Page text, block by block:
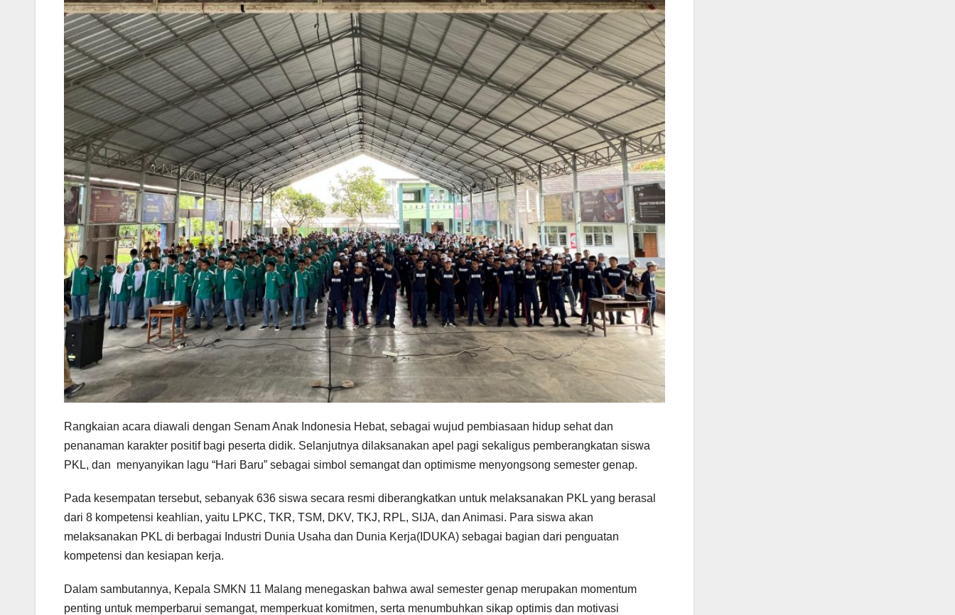
Rangkaian acara diawali dengan Senam Anak Indonesia Hebat, sebagai wujud pembiasaan hidup sehat dan
penanaman karakter positif bagi peserta didik. Selanjutnya dilaksanakan apel pagi sekaligus pemberangkatan siswa
PKL, dan menyanyikan lagu “Hari Baru” sebagai simbol semangat dan optimisme menyongsong semester genap.
Pada kesempatan tersebut, sebanyak 636 siswa secara resmi diberangkatkan untuk melaksanakan PKL yang berasal
dari 8 kompetensi keahlian, yaitu LPKC, TKR, TSM, DKV, TKJ, RPL, SIJA, dan Animasi. Para siswa akan
melaksanakan PKL di berbagai Industri Dunia Usaha dan Dunia Kerja(IDUKA) sebagai bagian dari penguatan
kompetensi dan kesiapan kerja.
Dalam sambutannya, Kepala SMKN 11 Malang menegaskan bahwa awal semester genap merupakan momentum
penting untuk memperbarui semangat, memperkuat komitmen, serta menumbuhkan sikap optimis dan motivasi